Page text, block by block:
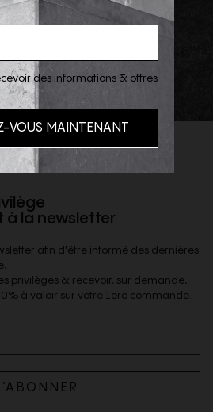
à la newsletter
afin d'être informé des dernières
privilèges & recevoir, sur demande,
à valoir sur votre 1ere commande.
des informations & offres